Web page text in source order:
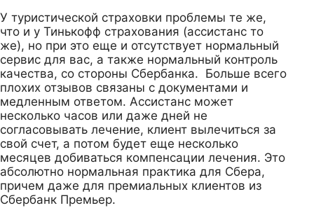
У туристической страховки проблемы те же,
что и у Тинькофф страхования (ассистанс то
же), но при это еще и отсутствует нормальный
сервис для вас, а также нормальный контроль
качества, со стороны Сбербанка. Больше всего
плохих отзывов связаны с документами и
медленным ответом. Ассистанс может
несколько часов или даже дней не
согласовывать лечение, клиент вылечиться за
свой счет, а потом будет еще несколько
месяцев добиваться компенсации лечения. Это
абсолютно нормальная практика для Сбера,
причем даже для премиальных клиентов из
Сбербанк Премьер.